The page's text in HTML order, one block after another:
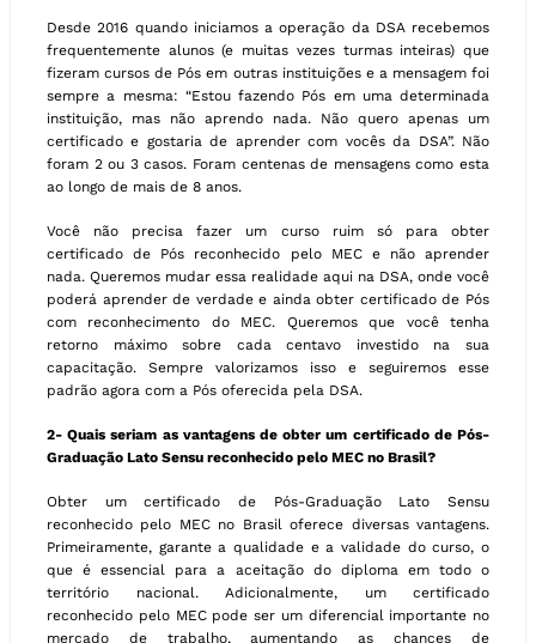
Desde 2016 quando iniciamos a operação da DSA recebemos
frequentemente alunos (e muitas vezes turmas inteiras) que
fizeram cursos de Pós em outras instituições e a mensagem foi
sempre a mesma: “Estou fazendo Pós em uma determinada
instituição, mas não aprendo nada. Não quero apenas um
certificado e gostaria de aprender com vocês da DSA”. Não
foram 2 ou 3 casos. Foram centenas de mensagens como esta
ao longo de mais de 8 anos.
Você não precisa fazer um curso ruim só para obter
certificado de Pós reconhecido pelo MEC e não aprender
nada. Queremos mudar essa realidade aqui na DSA, onde você
poderá aprender de verdade e ainda obter certificado de Pós
com reconhecimento do MEC. Queremos que você tenha
retorno máximo sobre cada centavo investido na sua
capacitação. Sempre valorizamos isso e seguiremos esse
padrão agora com a Pós oferecida pela DSA.
2- Quais seriam as vantagens de obter um certificado de Pós-
Graduação Lato Sensu reconhecido pelo MEC no Brasil?
Obter um certificado de Pós-Graduação Lato Sensu
reconhecido pelo MEC no Brasil oferece diversas vantagens.
Primeiramente, garante a qualidade e a validade do curso, o
que é essencial para a aceitação do diploma em todo o
território nacional. Adicionalmente, um certificado
reconhecido pelo MEC pode ser um diferencial importante no
mercado de trabalho, aumentando as chances de